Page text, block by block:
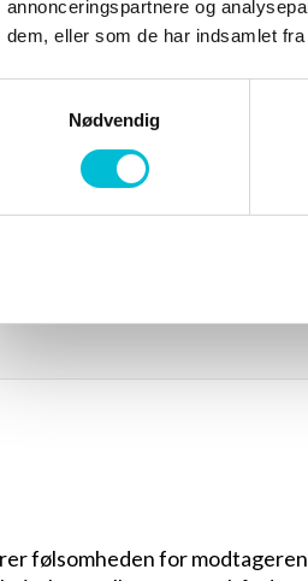
annonceringspartnere og
dem, eller som de har indsamlet
Nødvendig
følsomheden for